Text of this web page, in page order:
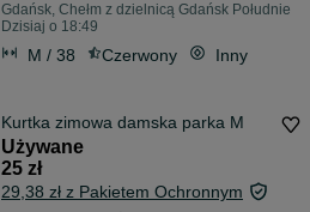
Gdańsk, Chełm z dzielnicą Gdańsk Południe
Dzisiaj o 18:49
M / 38 Czerwony Inny
Kurtka zimowa damska parka M
Używane
25 zł
29,38 zł z Pakietem Ochronnym